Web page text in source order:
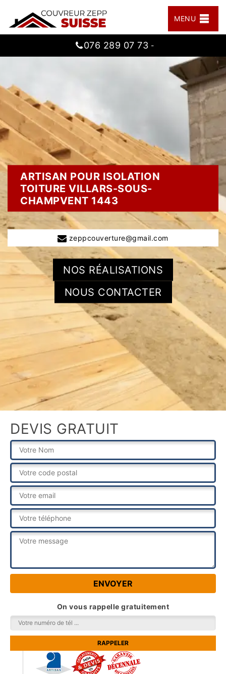
MENU
076 289 07 73 -
ARTISAN POUR ISOLATION
TOITURE VILLARS-SOUS-
CHAMPVENT 1443
zeppcouverture@gmail.com
NOS RÉALISATIONS
NOUS CONTACTER
DEVIS GRATUIT
On vous rappelle gratuitement